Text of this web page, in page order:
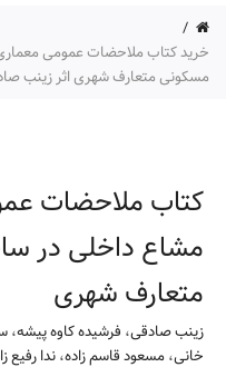
خرید کتاب ملاحضات عمومی
مسکونی متعارف شهری اثر زینب
کتاب ملاحضات
مشاع داخلی در
متعارف شهری
زینب صادقی، فرشیده کاوه پیشه،
خانی،مسعود قاسم زاده،ندا رفیع